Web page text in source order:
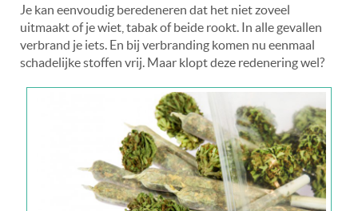
Je kan eenvoudig beredeneren dat het niet zoveel
uitmaakt of je wiet, tabak of beide rookt. In alle gevallen
verbrand je iets. En bij verbranding komen nu eenmaal
schadelijke stoffen vrij. Maar klopt deze redenering wel?